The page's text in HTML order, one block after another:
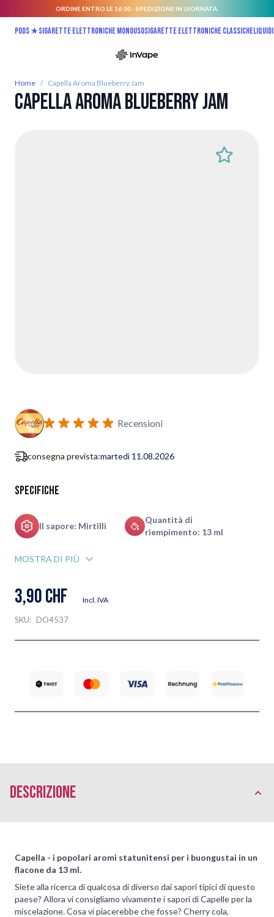
ORDINE ENTRO LE 16:00 - SPEDIZIONE IN GIORNATA.
Pods ★Sigarette elettroniche monousoSigarette elettroniche classiche
Home / Capella Aroma Blueberry Jam
Capella Aroma Blueberry Jam
Recensioni
consegna prevista:martedì 11.08.2026
Specifiche
Il sapore: Mirtilli
Quantità di
riempimento: 13 ml
MOSTRA DI PIÙ
3,90 CHF Incl. IVA
SKU: DO4537
Descrizione
Capella - i popolari aromi statunitensi per i buongustai in un
flacone da 13 ml.
Siete alla ricerca di qualcosa di diverso dai sapori tipici di questo
paese? Allora vi consigliamo vivamente i sapori di Capelle per la
miscelazione. Cosa vi piacerebbe che fosse? Cherry cola,